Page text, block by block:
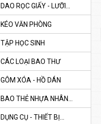
DAO RỌC GIẤY - LƯỠI...
KÉO VĂN PHÒNG
TẬP HỌC SINH
CÁC LOẠI BAO THƯ
GÔM XÓA - HỒ DÁN
BAO THẺ NHỰA NHÂN...
DỤNG CỤ - THIẾT BỊ...